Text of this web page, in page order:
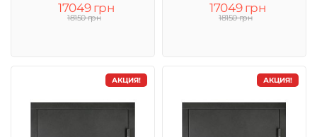
17049 грн
18150 грн
17049 грн
18150 грн
АКЦИЯ! АКЦИЯ!